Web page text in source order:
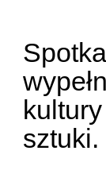
sztuki.